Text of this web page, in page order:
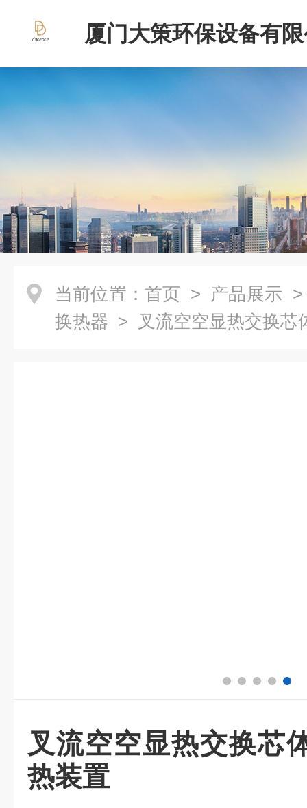
厦门大策环保设备有
当前位置： 首页 > 产品展示
换热器 > 叉流空空显热交换芯
叉流空空显热交换芯
热装置